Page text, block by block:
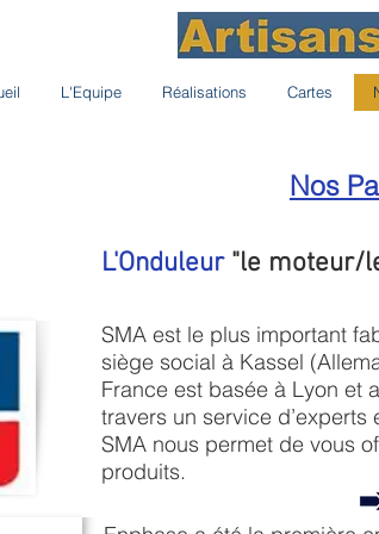
L'Equipe Réalisations Cartes
Nos
L'Onduleur"le moteur/
SMA est le plus important
siège social à Kassel
France est basée à Lyon et
travers un service
SMA nous permet de vous
produits.